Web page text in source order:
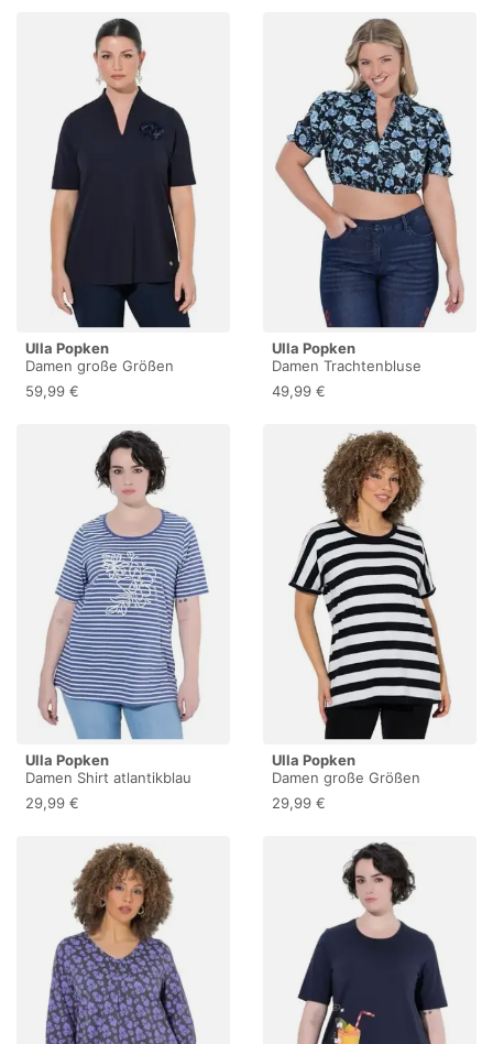
schwarz 50+ 850218100-
Ulla Popken
Damen große Größen
Übergrößen Plus Size T-
Shirt, Applikation,
Halbarm Dunkles Marine
50+ 847765120-50+
59,99 €
Ulla Popken
Damen Trachtenbluse
schwarz 56
49,99 €
Ulla Popken
Damen Shirt atlantikblau
58+
29,99 €
Ulla Popken
Damen große Größen
Übergrößen Plus Size T-
Shirt, Ringel, Oversized,
58+ 850522100-58+
29,99 €